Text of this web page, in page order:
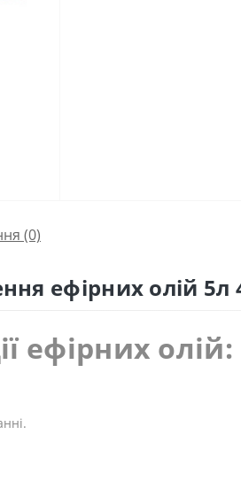
(0)
ефірних олій
ефірних олій: